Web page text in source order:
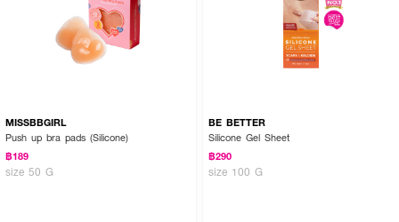
MISSBBGIRL
Push up bra pads (Silicone)
฿189
size 50 G
BE BETTER
Silicone Gel Sheet
฿290
size 100 G